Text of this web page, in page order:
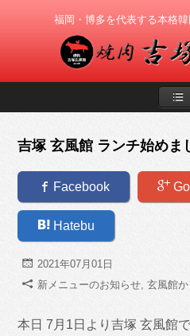
福岡・博多を代表する本格
吉塚 玄風館 ランチ始めま
Facebook
Hatebu
d 2021年07月01日
Z 新メニューのお知らせ ,玄風館
本日 7月1日より吉塚 玄風館